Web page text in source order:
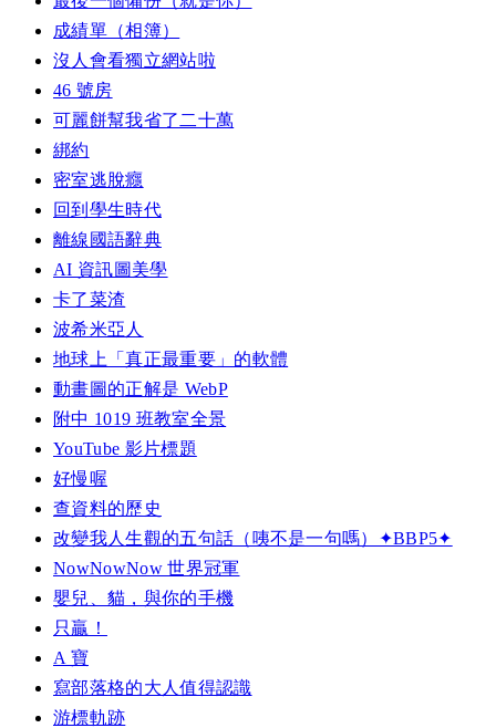
成績單（相簿）
沒人會看獨立網站啦
46 號房
可麗餅幫我省了二十萬
綁約
密室逃脫癮
回到學生時代
離線國語辭典
AI 資訊圖美學
卡了菜渣
波希米亞人
地球上「真正最重要」的軟體
動畫圖的正解是 WebP
附中 1019 班教室全景
YouTube 影片標題
好慢喔
查資料的歷史
改變我人生觀的五句話（咦不是一句嗎）✦BBP5✦
NowNowNow 世界冠軍
嬰兒、貓，與你的手機
只贏！
A 寶
寫部落格的大人值得認識
游標軌跡